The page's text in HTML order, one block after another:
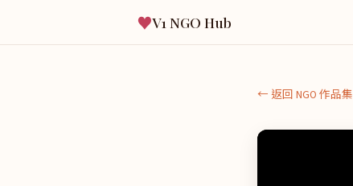
♥V1 NGO Hub
← 返回 NGO 作品集